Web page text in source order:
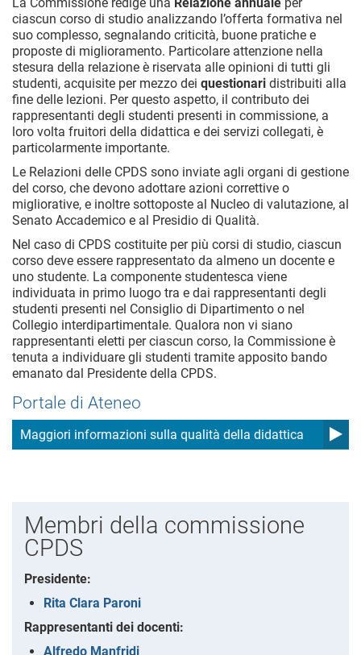
ciascun corso di studio analizzando l’offerta formativa nel
suo complesso, segnalando criticità, buone pratiche e
proposte di miglioramento. Particolare attenzione nella
stesura della relazione è riservata alle opinioni di tutti gli
studenti, acquisite per mezzo dei questionari distribuiti alla
fine delle lezioni. Per questo aspetto, il contributo dei
rappresentanti degli studenti presenti in commissione, a
loro volta fruitori della didattica e dei servizi collegati, è
particolarmente importante.
Le Relazioni delle CPDS sono inviate agli organi di gestione
del corso, che devono adottare azioni correttive o
migliorative, e inoltre sottoposte al Nucleo di valutazione, al
Senato Accademico e al Presidio di Qualità.
Nel caso di CPDS costituite per più corsi di studio, ciascun
corso deve essere rappresentato da almeno un docente e
uno studente. La componente studentesca viene
individuata in primo luogo tra e dai rappresentanti degli
studenti presenti nel Consiglio di Dipartimento o nel
Collegio interdipartimentale. Qualora non vi siano
rappresentanti eletti per ciascun corso, la Commissione è
tenuta a individuare gli studenti tramite apposito bando
emanato dal Presidente della CPDS.
Portale di Ateneo
Maggiori informazioni sulla qualità della didattica
Membri della commissione
CPDS
Presidente:
Rita Clara Paroni
Rappresentanti dei docenti:
Alfredo Manfridi